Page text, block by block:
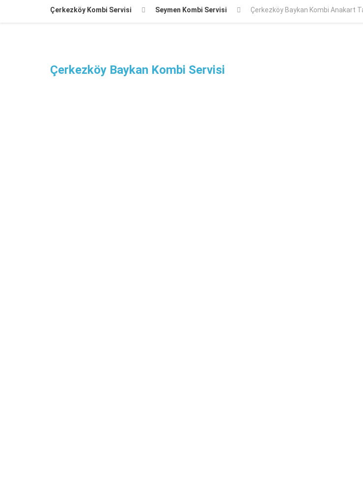
Çerkezköy Kombi Servisi Seymen Kombi Servisi Çerkezköy Baykan Kombi Anakart
Çerkezköy Baykan Kombi Servisi